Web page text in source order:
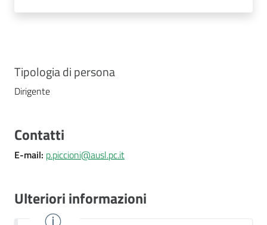
ed Enti
Tipologia di persona
Dirigente
Contatti
E-mail: p.piccioni@ausl.pc.it
Ulteriori informazioni